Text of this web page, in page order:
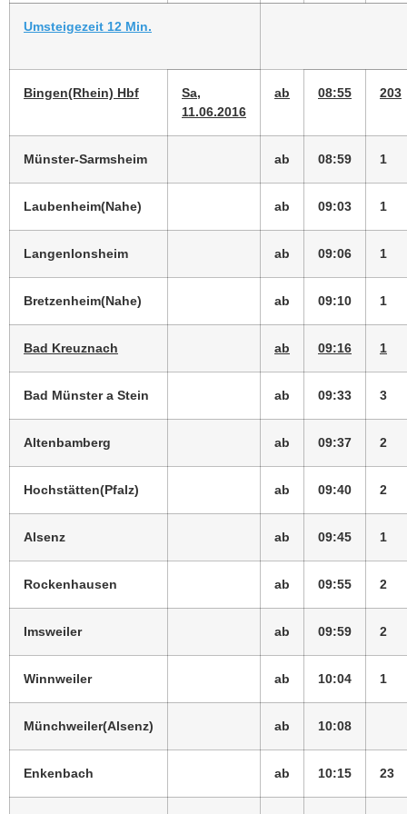
Umsteigezeit 12 Min.
Bingen(Rhein) Hbf
Sa,
11.06.2016
ab 08:55 203
Münster-Sarmsheim ab 08:59 1
Laubenheim(Nahe) ab 09:03 1
Langenlonsheim ab 09:06 1
Bretzenheim(Nahe) ab 09:10 1
Bad Kreuznach ab 09:16 1
Bad Münster a Stein ab 09:33 3
Altenbamberg ab 09:37 2
Hochstätten(Pfalz) ab 09:40 2
Alsenz ab 09:45 1
Rockenhausen ab 09:55 2
Imsweiler ab 09:59 2
Winnweiler ab 10:04 1
Münchweiler(Alsenz) ab 10:08
Enkenbach ab 10:15 23